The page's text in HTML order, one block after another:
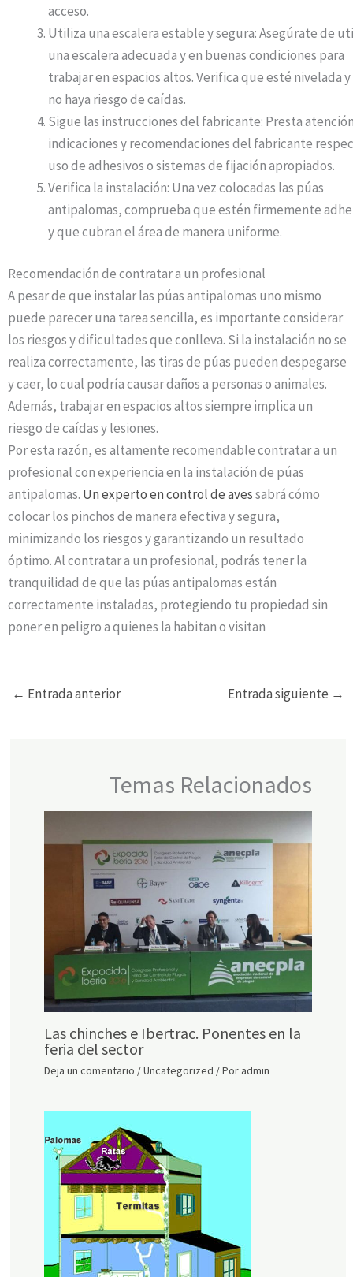
acceso.
Utiliza una escalera estable y segura: Asegúrate de
una escalera adecuada y en buenas condiciones para
trabajar en espacios altos. Verifica que esté nivelada
no haya riesgo de caídas.
Sigue las instrucciones del fabricante: Presta
indicaciones y recomendaciones del fabricante
uso de adhesivos o sistemas de fijación apropiados.
Verifica la instalación: Una vez colocadas las púas
antipalomas, comprueba que estén firmemente
y que cubran el área de manera uniforme.
Recomendación de contratar a un profesional
A pesar de que instalar las púas antipalomas uno mismo
puede parecer una tarea sencilla, es importante considerar
los riesgos y dificultades que conlleva. Si la instalación no se
realiza correctamente, las tiras de púas pueden despegarse
y caer, lo cual podría causar daños a personas o animales.
Además, trabajar en espacios altos siempre implica un
riesgo de caídas y lesiones.
Por esta razón, es altamente recomendable contratar a un
profesional con experiencia en la instalación de púas
antipalomas. Un experto en control de avessabrá cómo
colocar los pinchos de manera efectiva y segura,
minimizando los riesgos y garantizando un resultado
óptimo. Al contratar a un profesional, podrás tener la
tranquilidad de que las púas antipalomas están
correctamente instaladas, protegiendo tu propiedad sin
poner en peligro a quienes la habitan o visitan
← Entrada anterior Entrada siguiente →
Temas Relacionados
Las chinches e Ibertrac. Ponentes en la
feria del sector
Deja un comentario /Uncategorized / Por admin